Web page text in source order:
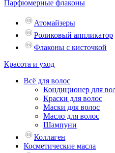
Парфюмерные флаконы
Атомайзеры
Роликовый аппликатор
Флаконы с кисточкой
Красота и уход
Всё для волос
Кондиционер для
Краски для волос
Маски для волос
Масло для волос
Шампуни
Коллаген
Косметические масла